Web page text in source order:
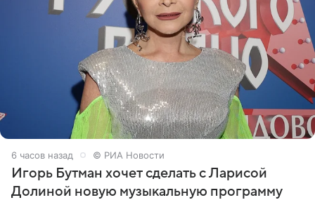
6 часов назад © РИА Новости
Игорь Бутман хочет сделать с Ларисой
Долиной новую музыкальную программу